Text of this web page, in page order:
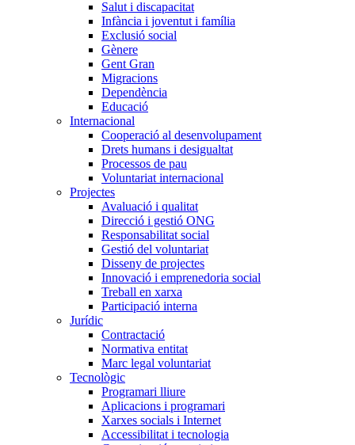
Salut i discapacitat
Infància i joventut i família
Exclusió social
Gènere
Gent Gran
Migracions
Dependència
Educació
Internacional
Cooperació al desenvolupament
Drets humans i desigualtat
Processos de pau
Voluntariat internacional
Projectes
Avaluació i qualitat
Direcció i gestió ONG
Responsabilitat social
Gestió del voluntariat
Disseny de projectes
Innovació i emprenedoria social
Treball en xarxa
Participació interna
Jurídic
Contractació
Normativa entitat
Marc legal voluntariat
Tecnològic
Programari lliure
Aplicacions i programari
Xarxes socials i Internet
Accessibilitat i tecnologia